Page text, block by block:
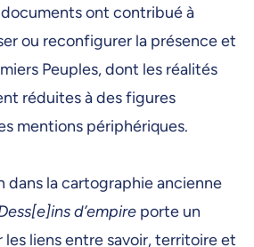
2026, 09:00
2026, 09:00
09:00
09:00
09:00
ont contribué à
ou reconfigurer la présence et
Peuples, dont les réalités
réduites à des figures
mentions périphériques.
dans la cartographie ancienne
d’empire porte un
liens entre savoir, territoire et